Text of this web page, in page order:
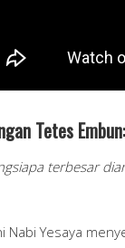
Tetes
terbesar
Nabi Yesaya